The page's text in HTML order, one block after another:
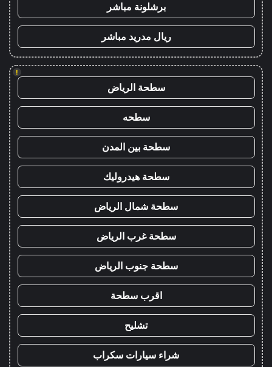
برشلونة مباشر
ريال مدريد مباشر
!
سطحة الرياض
سطحه
سطحة بين المدن
سطحة هيدروليك
سطحة شمال الرياض
سطحة غرب الرياض
سطحة جنوب الرياض
اقرب سطحة
تشليح
شراء سيارات سكراب